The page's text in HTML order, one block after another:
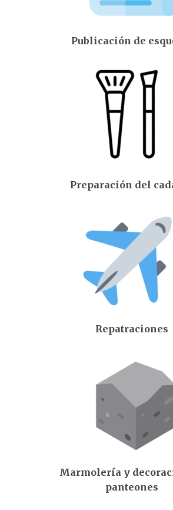
Publicación de
Preparación del
Repatraciones
Marmolería y
panteones